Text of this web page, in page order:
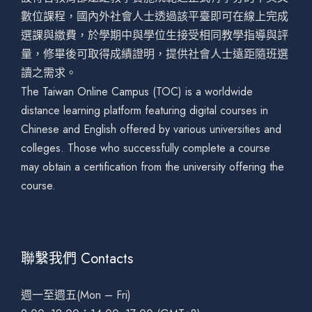
數位課程，國內外社會人士透過該平臺即可在線上完成
選課與繳費，於學期中與學位生接受相同教學指導與評
量，修畢後可取得成績證明，提供社會人士遠距隨班選
讀之需求。
The Taiwan Online Campus (TOC) is a worldwide
distance learning platform featuring digital courses in
Chinese and English offered by various universities and
colleges. Those who successfully complete a course
may obtain a certification from the university offering the
course.
聯繫我們 Contacts
週一至週五(Mon – Fri)